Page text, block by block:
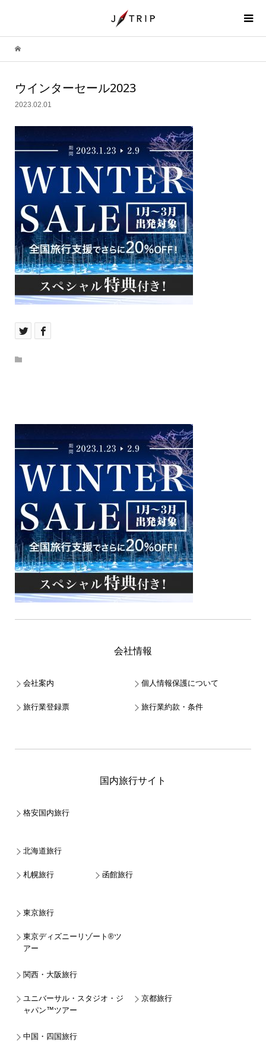
ウインターセール2023
2023.02.01
会社情報
会社案内 個人情報保護について
旅行業登録票 旅行業約款・条件
国内旅行サイト
格安国内旅行
北海道旅行
札幌旅行 函館旅行
東京旅行
東京ディズニーリゾート®ツ
アー
関西・大阪旅行
ユニバーサル・スタジオ・ジ
ャパン™ツアー
京都旅行
中国・四国旅行